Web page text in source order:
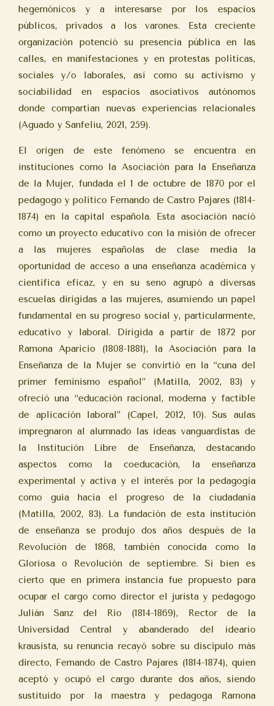
hegemónicos y a interesarse por los espacios
públicos, privados a los varones. Esta creciente
organización potenció su presencia pública en las
calles, en manifestaciones y en protestas políticas,
sociales y/o laborales, así como su activismo y
sociabilidad en espacios asociativos autónomos
donde compartían nuevas experiencias relacionales
(Aguado y Sanfeliu, 2021, 259).
El origen de este fenómeno se encuentra en
instituciones como la Asociación para la Enseñanza
de la Mujer, fundada el 1 de octubre de 1870 por el
pedagogo y político Fernando de Castro Pajares (1814-
1874) en la capital española. Esta asociación nació
como un proyecto educativo con la misión de ofrecer
a las mujeres españolas de clase media la
oportunidad de acceso a una enseñanza académica y
científica eficaz, y en su seno agrupó a diversas
escuelas dirigidas a las mujeres, asumiendo un papel
fundamental en su progreso social y, particularmente,
educativo y laboral. Dirigida a partir de 1872 por
Ramona Aparicio (1808-1881), la Asociación para la
Enseñanza de la Mujer se convirtió en la “cuna del
primer feminismo español” (Matilla, 2002, 83) y
ofreció una “educación racional, moderna y factible
de aplicación laboral” (Capel, 2012, 10). Sus aulas
impregnaron al alumnado las ideas vanguardistas de
la Institución Libre de Enseñanza, destacando
aspectos como la coeducación, la enseñanza
experimental y activa y el interés por la pedagogía
como guía hacia el progreso de la ciudadanía
(Matilla, 2002, 83). La fundación de esta institución
de enseñanza se produjo dos años después de la
Revolución de 1868, también conocida como la
Gloriosa o Revolución de septiembre. Si bien es
cierto que en primera instancia fue propuesto para
ocupar el cargo como director el jurista y pedagogo
Julián Sanz del Río (1814-1869), Rector de la
Universidad Central y abanderado del ideario
krausista, su renuncia recayó sobre su discípulo más
directo, Fernando de Castro Pajares (1814-1874), quien
aceptó y ocupó el cargo durante dos años, siendo
sustituido por la maestra y pedagoga Ramona